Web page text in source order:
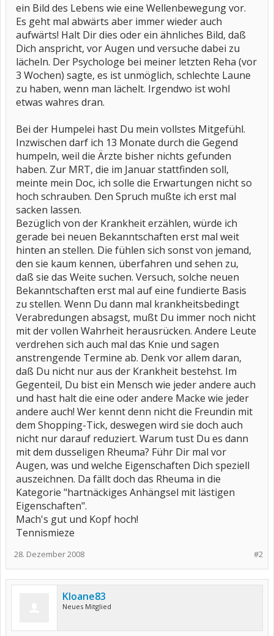
ein Bild des Lebens wie eine Wellenbewegung vor.
Es geht mal abwärts aber immer wieder auch
aufwärts! Halt Dir dies oder ein ähnliches Bild, daß
Dich anspricht, vor Augen und versuche dabei zu
lächeln. Der Psychologe bei meiner letzten Reha (vor
3 Wochen) sagte, es ist unmöglich, schlechte Laune
zu haben, wenn man lächelt. Irgendwo ist wohl
etwas wahres dran.
Bei der Humpelei hast Du mein vollstes Mitgefühl.
Inzwischen darf ich 13 Monate durch die Gegend
humpeln, weil die Ärzte bisher nichts gefunden
haben. Zur MRT, die im Januar stattfinden soll,
meinte mein Doc, ich solle die Erwartungen nicht so
hoch schrauben. Den Spruch mußte ich erst mal
sacken lassen.
Bezüglich von der Krankheit erzählen, würde ich
gerade bei neuen Bekanntschaften erst mal weit
hinten an stellen. Die fühlen sich sonst von jemand,
den sie kaum kennen, überfahren und sehen zu,
daß sie das Weite suchen. Versuch, solche neuen
Bekanntschaften erst mal auf eine fundierte Basis
zu stellen. Wenn Du dann mal krankheitsbedingt
Verabredungen absagst, mußt Du immer noch nicht
mit der vollen Wahrheit herausrücken. Andere Leute
verdrehen sich auch mal das Knie und sagen
anstrengende Termine ab. Denk vor allem daran,
daß Du nicht nur aus der Krankheit bestehst. Im
Gegenteil, Du bist ein Mensch wie jeder andere auch
und hast halt die eine oder andere Macke wie jeder
andere auch! Wer kennt denn nicht die Freundin mit
dem Shopping-Tick, deswegen wird sie doch auch
nicht nur darauf reduziert. Warum tust Du es dann
mit dem dusseligen Rheuma? Führ Dir mal vor
Augen, was und welche Eigenschaften Dich speziell
auszeichnen. Da fällt doch das Rheuma in die
Kategorie "hartnäckiges Anhängsel mit lästigen
Eigenschaften".
Mach's gut und Kopf hoch!
Tennismieze
#2
28. Dezember 2008
Kloane83
Neues Mitglied